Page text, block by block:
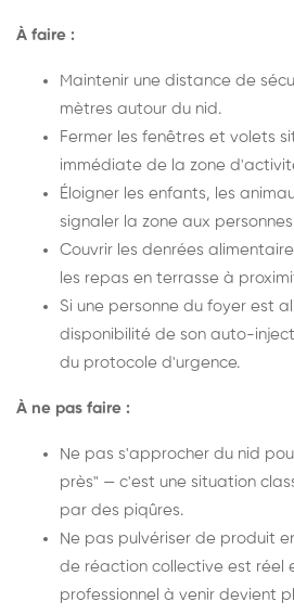
À faire :
Maintenir une distance de
mètres autour du nid.
Fermer les fenêtres et volets
immédiate de la zone
Éloigner les enfants, les
signaler la zone aux
Couvrir les denrées
les repas en terrasse à
Si une personne du foyer est
disponibilité de son auto-
du protocole d'urgence.
À ne pas faire :
Ne pas s'approcher du nid
près" — c'est une situation
par des piqûres.
Ne pas pulvériser de produit
de réaction collective est réel
professionnel à venir devient